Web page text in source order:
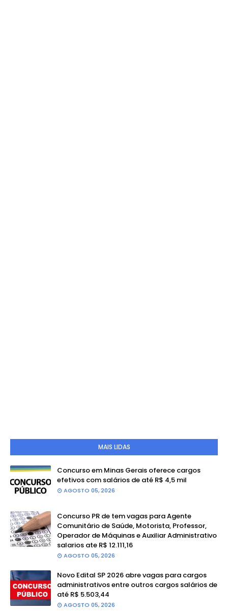
MAIS LIDAS
Concurso em Minas Gerais oferece cargos
efetivos com salários de até R$ 4,5 mil
AGOSTO 05, 2026
Concurso PR de tem vagas para Agente
Comunitário de Saúde, Motorista, Professor,
Operador de Máquinas e Auxiliar Administrativo
salarios ate R$ 12.111,16
AGOSTO 05, 2026
Novo Edital SP 2026 abre vagas para cargos
administrativos entre outros cargos salários de
até R$ 5.503,44
AGOSTO 05, 2026